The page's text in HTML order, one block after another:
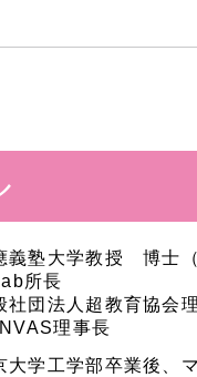
義塾大学教授 博士
所長
社団法人超教育協会
理事長
大学工学部卒業後、